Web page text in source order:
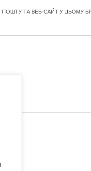
ТА ВЕБ-САЙТ У ЦЬОМУ